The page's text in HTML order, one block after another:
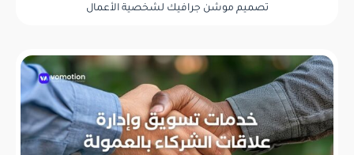
تصميم موشن جرافيك لشخصية الأعمال